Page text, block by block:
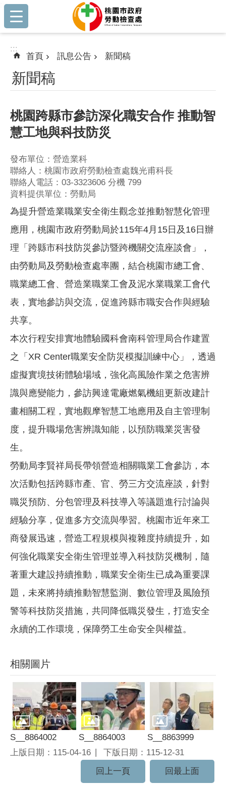
跳到主要內容區塊
:::
:::
首頁 訊息公告 新聞稿
新聞稿
桃園跨縣市參訪深化職安合作 推動智
慧工地與科技防災
發布單位：營造業科
聯絡人：桃園市政府勞動檢查處魏光甫科長
聯絡人電話：03-3323606 分機 799
資料提供單位：勞動局
為提升營造業職業安全衛生觀念並推動智慧化管理
應用，桃園市政府勞動局於115年4月15日及16日辦
理「跨縣市科技防災參訪暨跨機關交流座談會」，
由勞動局及勞動檢查處率團，結合桃園市總工會、
職業總工會、營造業職業工會及泥水業職業工會代
表，實地參訪與交流，促進跨縣市職安合作與經驗
共享。
本次行程安排實地體驗國科會南科管理局合作建置
之「XR Center職業安全防災模擬訓練中心」，透過
虛擬實境技術體驗場域，強化高風險作業之危害辨
識與應變能力，參訪興達電廠燃氣機組更新改建計
畫相關工程，實地觀摩智慧工地應用及自主管理制
度，提升職場危害辨識知能，以預防職業災害發
生。
勞動局李賢祥局長帶領營造相關職業工會參訪，本
次活動包括跨縣市產、官、勞三方交流座談，針對
職災預防、分包管理及科技導入等議題進行討論與
經驗分享，促進多方交流與學習。桃園市近年來工
商發展迅速，營造工程規模與複雜度持續提升，如
何強化職業安全衛生管理並導入科技防災機制，隨
著重大建設持續推動，職業安全衛生已成為重要課
題，未來將持續推動智慧監測、數位管理及風險預
警等科技防災措施，共同降低職災發生，打造安全
永續的工作環境，保障勞工生命安全與權益。
相關圖片
S__8864002 S__8864003
S__8863999
上版日期：115-04-16
下版日期：115-12-31
回上一頁
回最上面